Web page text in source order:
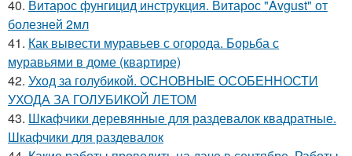
40. Витарос фунгицид инструкция. Витарос "Avgust" от
болезней 2мл
41. Как вывести муравьев с огорода. Борьба с
муравьями в доме (квартире)
42. Уход за голубикой. ОСНОВНЫЕ ОСОБЕННОСТИ
УХОДА ЗА ГОЛУБИКОЙ ЛЕТОМ
43. Шкафчики деревянные для раздевалок квадратные.
Шкафчики для раздевалок